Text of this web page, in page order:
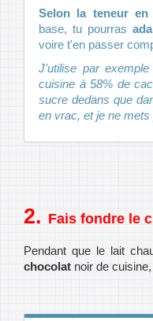
Selon la teneur en
base, tu pourras
voire t'en passer
J'utilise par
cuisine à 58% de
sucre dedans que
en vrac, et je ne
Fais fondre le
Pendant que le lait
chocolat noir de cuisine,